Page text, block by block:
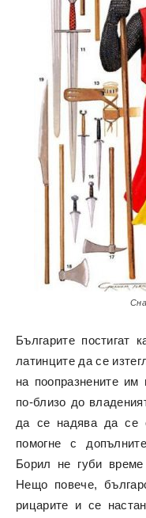
Българите постигат
латинците да се
на поопразнените
по-близо до
да се надява да се
помогне с
Борил не губи
Нещо повече,
рицарите и се